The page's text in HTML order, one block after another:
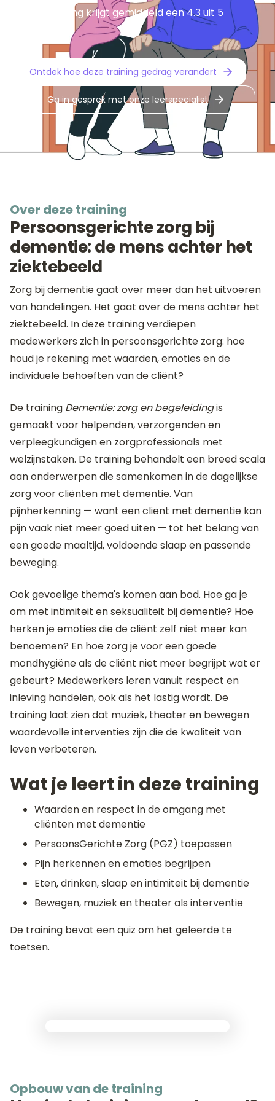
Deze training krijgt gemiddeld een 4.3 uit 5
Ontdek hoe deze training gedrag verandert
Ga in gesprek met onze leerspecialist
Over deze training
Persoonsgerichte zorg bij
dementie: de mens achter het
ziektebeeld
Zorg bij dementie gaat over meer dan het uitvoeren
van handelingen. Het gaat over de mens achter het
ziektebeeld. In deze training verdiepen
medewerkers zich in persoonsgerichte zorg: hoe
houd je rekening met waarden, emoties en de
individuele behoeften van de cliënt?
De training Dementie: zorg en begeleidingis
gemaakt voor helpenden, verzorgenden en
verpleegkundigen en zorgprofessionals met
welzijnstaken. De training behandelt een breed scala
aan onderwerpen die samenkomen in de dagelijkse
zorg voor cliënten met dementie. Van
pijnherkenning — want een cliënt met dementie kan
pijn vaak niet meer goed uiten — tot het belang van
een goede maaltijd, voldoende slaap en passende
beweging.
Ook gevoelige thema's komen aan bod. Hoe ga je
om met intimiteit en seksualiteit bij dementie? Hoe
herken je emoties die de cliënt zelf niet meer kan
benoemen? En hoe zorg je voor een goede
mondhygiëne als de cliënt niet meer begrijpt wat er
gebeurt? Medewerkers leren vanuit respect en
inleving handelen, ook als het lastig wordt. De
training laat zien dat muziek, theater en bewegen
waardevolle interventies zijn die de kwaliteit van
leven verbeteren.
Wat je leert in deze training
Waarden en respect in de omgang met
cliënten met dementie
PersoonsGerichte Zorg (PGZ) toepassen
Pijn herkennen en emoties begrijpen
Eten, drinken, slaap en intimiteit bij dementie
Bewegen, muziek en theater als interventie
De training bevat een quiz om het geleerde te
toetsen.
Opbouw van de training